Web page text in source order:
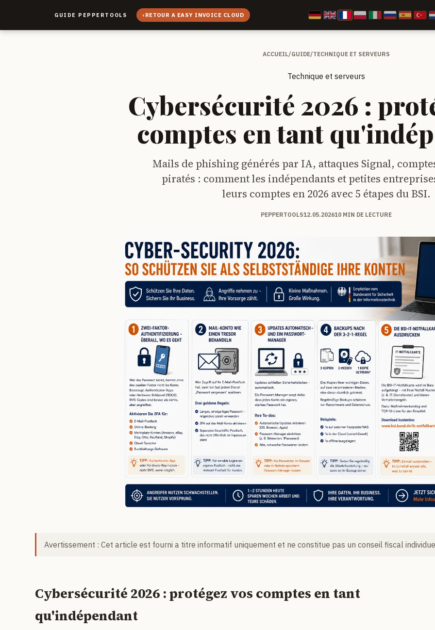
GUIDE PEPPERTOOLS ‹ RETOUR A EASY INVOICE CLOUD
ACCUEIL/GUIDE/TECHNIQUE ET SERVEURS
Technique et serveurs
Cybersécurité 2026 :
comptes en tant
Mails de phishing générés par IA, attaques Signal,
piratés : comment les indépendants et petites
leurs comptes en 2026 avec 5 étapes du BSI.
PEPPERTOOLS12.05.202610 MIN DE LECTURE
Avertissement : Cet article est fourni a titre informatif uniquement et ne constitue pas un conseil fiscal
Cybersécurité 2026 : protégez vos comptes en tant
qu'indépendant